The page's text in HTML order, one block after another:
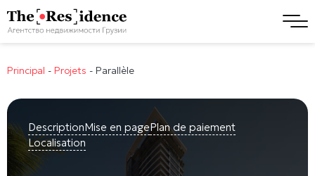
Principal - Projets - Parallèle
DescriptionMise en pagePlan de paiement
Localisation